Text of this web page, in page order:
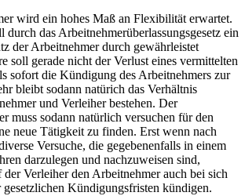
wird ein hohes Maß an Flexibilität erwartet.
durch das Arbeitnehmerüberlassungsgesetz ein
der Arbeitnehmer durch gewährleistet
soll gerade nicht der Verlust eines vermittelten
sofort die Kündigung des Arbeitnehmers zur
bleibt sodann natürich das Verhältnis
und Verleiher bestehen. Der
muss sodann natürlich versuchen für den
neue Tätigkeit zu finden. Erst wenn nach
Versuche, die gegebenenfalls in einem
darzulegen und nachzuweisen sind,
der Verleiher den Arbeitnehmer auch bei sich
Kündigungsfristen kündigen.